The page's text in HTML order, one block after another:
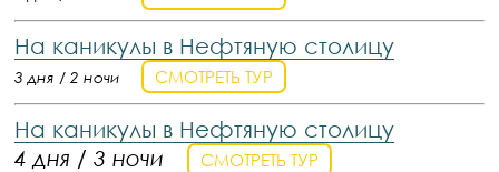
На каникулы в Нефтяную столицу
3 дня / 2 ночи СМОТРЕТЬ ТУР
На каникулы в Нефтяную столицу
4 дня / 3 ночи
СМОТРЕТЬ ТУР